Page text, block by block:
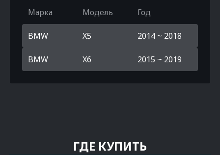
Марка Модель Год
BMW X5 2014 ~ 2018
BMW X6 2015 ~ 2019
ГДЕ КУПИТЬ